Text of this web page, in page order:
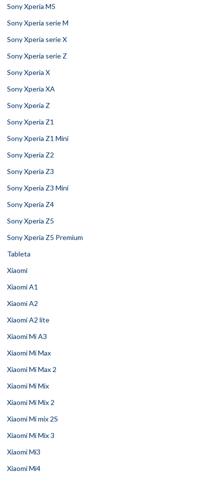
Sony Xperia M5
Sony Xperia serie M
Sony Xperia serie X
Sony Xperia serie Z
Sony Xperia X
Sony Xperia XA
Sony Xperia Z
Sony Xperia Z1
Sony Xperia Z1 Mini
Sony Xperia Z2
Sony Xperia Z3
Sony Xperia Z3 Mini
Sony Xperia Z4
Sony Xperia Z5
Sony Xperia Z5 Premium
Tableta
Xiaomi
Xiaomi A1
Xiaomi A2
Xiaomi A2 lite
Xiaomi Mi A3
Xiaomi Mi Max
Xiaomi Mi Max 2
Xiaomi Mi Mix
Xiaomi Mi Mix 2
Xiaomi Mi mix 2S
Xiaomi Mi Mix 3
Xiaomi Mi3
Xiaomi Mi4